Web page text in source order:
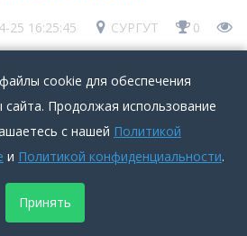
25 16:25:45 СУРГУТ
0
стороны
стороны
cookie для обеспечения
сайта. Продолжая использование
с нашей Политикой
и Политикой конфиденциальности.
Принять